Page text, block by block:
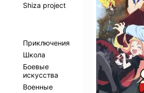
Shiza project
Приключения
Школа
Боевые
искусства
Военные